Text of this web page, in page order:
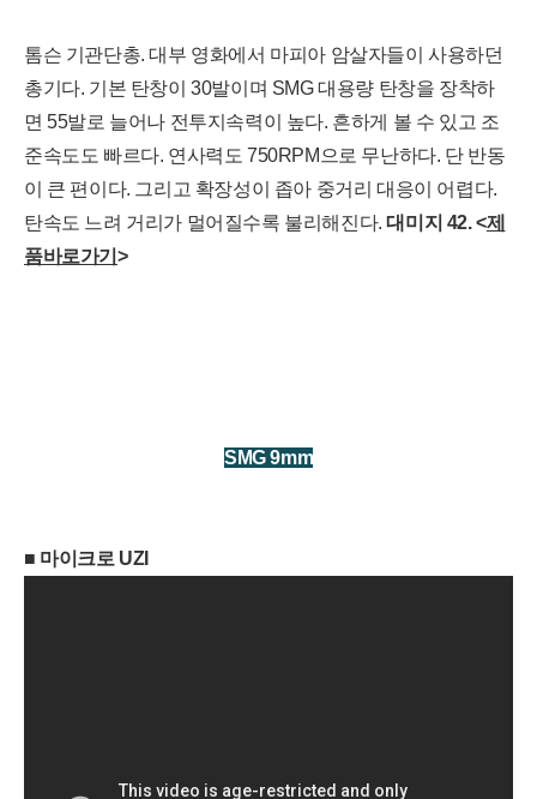
톰슨 기관단총. 대부 영화에서 마피아 암살자들이 사용하던
총기다. 기본 탄창이 30발이며 SMG 대용량 탄창을 장착하
면 55발로 늘어나 전투지속력이 높다. 흔하게 볼 수 있고 조
준속도도 빠르다. 연사력도 750RPM으로 무난하다. 단 반동
이 큰 편이다. 그리고 확장성이 좁아 중거리 대응이 어렵다.
탄속도 느려 거리가 멀어질수록 불리해진다.대 미지 42. <제
품바로가기 >
S MG 9mm
■ 마이크로 UZI